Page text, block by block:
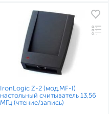
IronLogic Z-2 (мод.MF-I)
настольный считыватель 13,56
МГц (чтение/запись)